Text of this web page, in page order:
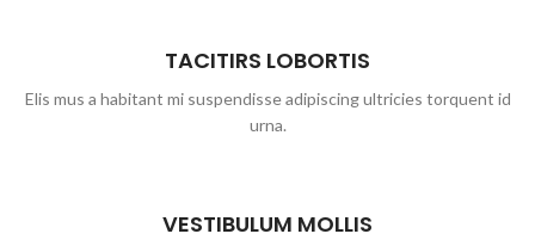
TACITIRS LOBORTIS
Elis mus a habitant mi suspendisse adipiscing ultricies torquent id
urna.
VESTIBULUM MOLLIS